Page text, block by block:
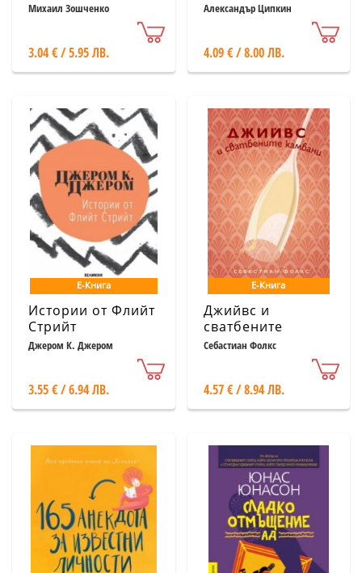
Михаил Зошченко
3.04 € / 5.95 ЛВ.
възраст и други
Александър Ципкин
4.09 € / 8.00 ЛВ.
Е-Книга
Истории от Флийт
Стрийт
Джером К. Джером
3.55 € / 6.94 ЛВ.
Е-Книга
Джийвс и
сватбените
камбани
Себастиан Фолкс
4.57 € / 8.94 ЛВ.